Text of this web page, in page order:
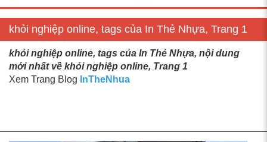
khỏi nghiệp online, tags của In Thẻ Nhựa, Trang 1
khỏi nghiệp online, tags của In Thẻ Nhựa, nội dung
mới nhất về khỏi nghiệp online, Trang 1
Xem Trang Blog InTheNhua